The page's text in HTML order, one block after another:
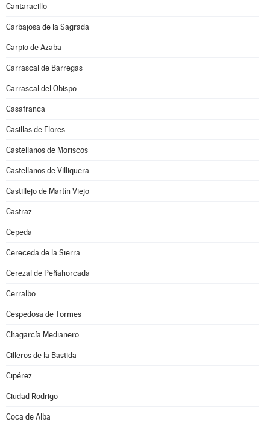
Cantaracillo
Carbajosa de la Sagrada
Carpio de Azaba
Carrascal de Barregas
Carrascal del Obispo
Casafranca
Casillas de Flores
Castellanos de Moriscos
Castellanos de Villiquera
Castillejo de Martín Viejo
Castraz
Cepeda
Cereceda de la Sierra
Cerezal de Peñahorcada
Cerralbo
Cespedosa de Tormes
Chagarcía Medianero
Cilleros de la Bastida
Cipérez
Ciudad Rodrigo
Coca de Alba